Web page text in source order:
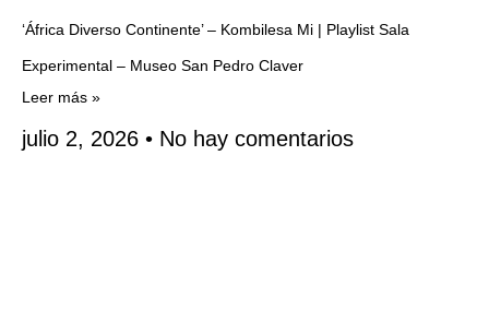
‘África Diverso Continente’ – Kombilesa Mi | Playlist Sala
Experimental – Museo San Pedro Claver
Leer más »
julio 2, 2026 No hay comentarios